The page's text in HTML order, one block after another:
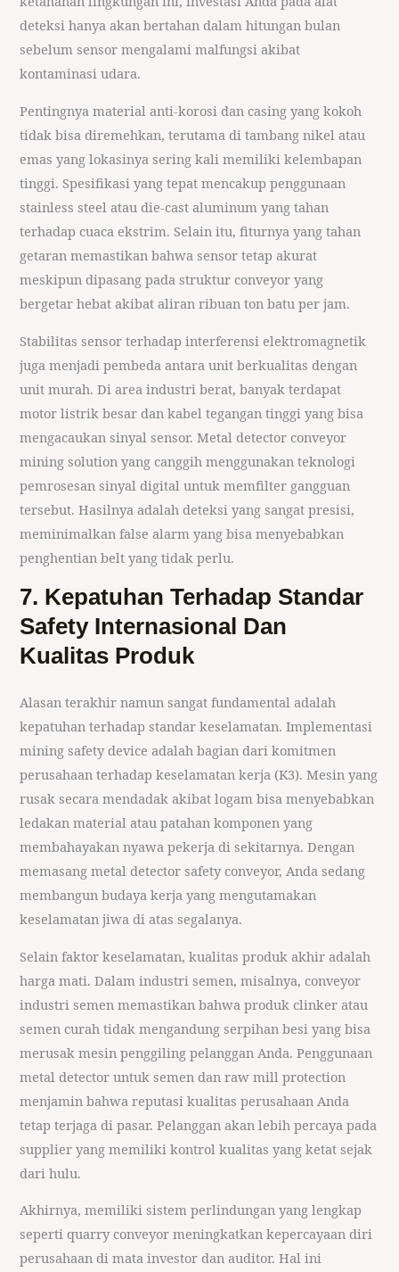
deteksi hanya akan bertahan dalam hitungan bulan
sebelum sensor mengalami malfungsi akibat
kontaminasi udara.
Pentingnya material anti-korosi dan casing yang kokoh
tidak bisa diremehkan, terutama di tambang nikel atau
emas yang lokasinya sering kali memiliki kelembapan
tinggi. Spesifikasi yang tepat mencakup penggunaan
stainless steel atau die-cast aluminum yang tahan
terhadap cuaca ekstrim. Selain itu, fiturnya yang tahan
getaran memastikan bahwa sensor tetap akurat
meskipun dipasang pada struktur conveyor yang
bergetar hebat akibat aliran ribuan ton batu per jam.
Stabilitas sensor terhadap interferensi elektromagnetik
juga menjadi pembeda antara unit berkualitas dengan
unit murah. Di area industri berat, banyak terdapat
motor listrik besar dan kabel tegangan tinggi yang bisa
mengacaukan sinyal sensor. Metal detector conveyor
mining solution yang canggih menggunakan teknologi
pemrosesan sinyal digital untuk memfilter gangguan
tersebut. Hasilnya adalah deteksi yang sangat presisi,
meminimalkan false alarm yang bisa menyebabkan
penghentian belt yang tidak perlu.
7. Kepatuhan Terhadap Standar
Safety Internasional Dan
Kualitas Produk
Alasan terakhir namun sangat fundamental adalah
kepatuhan terhadap standar keselamatan. Implementasi
mining safety device adalah bagian dari komitmen
perusahaan terhadap keselamatan kerja (K3). Mesin yang
rusak secara mendadak akibat logam bisa menyebabkan
ledakan material atau patahan komponen yang
membahayakan nyawa pekerja di sekitarnya. Dengan
memasang metal detector safety conveyor, Anda sedang
membangun budaya kerja yang mengutamakan
keselamatan jiwa di atas segalanya.
Selain faktor keselamatan, kualitas produk akhir adalah
harga mati. Dalam industri semen, misalnya, conveyor
industri semen memastikan bahwa produk clinker atau
semen curah tidak mengandung serpihan besi yang bisa
merusak mesin penggiling pelanggan Anda. Penggunaan
metal detector untuk semen dan raw mill protection
menjamin bahwa reputasi kualitas perusahaan Anda
tetap terjaga di pasar. Pelanggan akan lebih percaya pada
supplier yang memiliki kontrol kualitas yang ketat sejak
dari hulu.
Akhirnya, memiliki sistem perlindungan yang lengkap
seperti quarry conveyor meningkatkan kepercayaan diri
perusahaan di mata investor dan auditor. Hal ini